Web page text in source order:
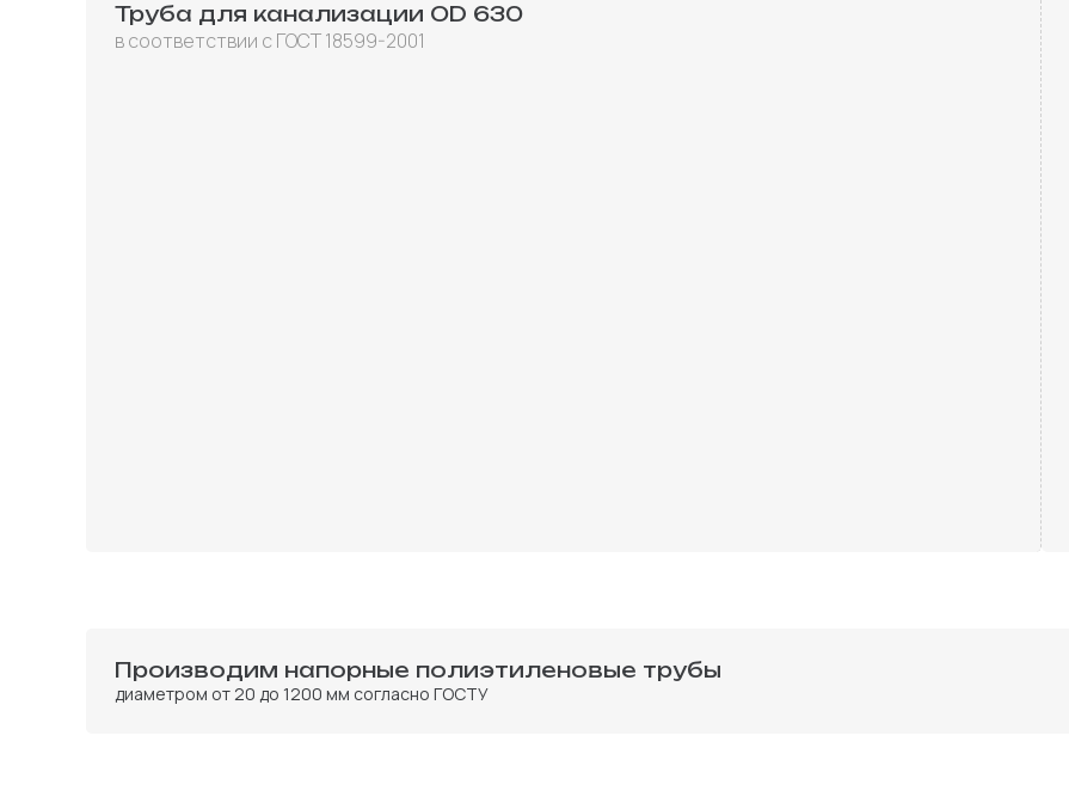
Труба для канализации OD 630
в соответствии с ГОСТ 18599-2001
Производим напорные полиэтиленовые трубы
диаметром от 20 до 1200 мм согласно ГОСТУ